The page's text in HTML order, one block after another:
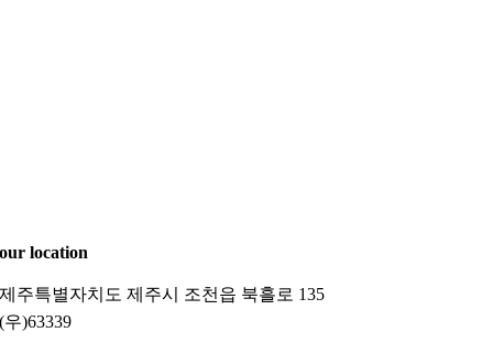
our location
제주특별자치도 제주시 조천읍 북흘로 135
(우)63339